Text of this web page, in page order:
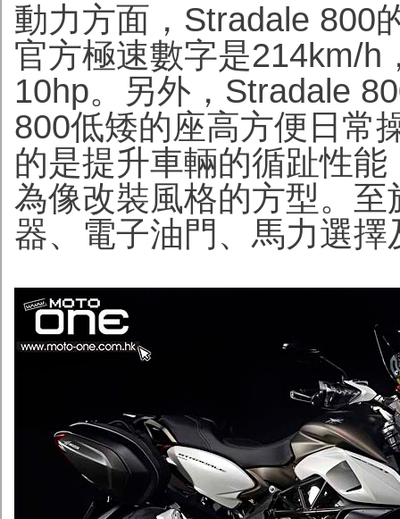
動力方面，Stradale 800
官方極速數字是214km/h
10hp。另外，Stradale
800低矮的座高方便日常
的是提升車輛的循趾性
為像改裝風格的方型。
器、電子油門、馬力選